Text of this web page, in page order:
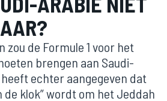
zou de Formule 1 voor het
brengen aan Saudi-
echter aangegeven dat
de klok” wordt om het Jeddah